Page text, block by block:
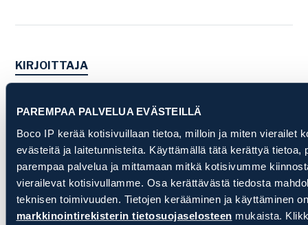
PAREMPAA PALVELUA EVÄSTEILLÄ
Boco IP kerää kotisivuillaan tietoa, milloin ja miten vierailet
evästeitä ja laitetunnisteita. Käyttämällä tätä kerättyä tietoa,
parempaa palvelua ja mittamaan mitkä kotisivumme
vierailevat kotisivullamme. Osa kerättävästä tiedosta
teknisen toimivuuden. Tietojen kerääminen ja käyttäminen
markkinointirekisterin tietosuojaselosteen mukaista.
KIRJOITTAJA
Toimitusjohtaja, osakas
karri.leskinen@bocoip.com